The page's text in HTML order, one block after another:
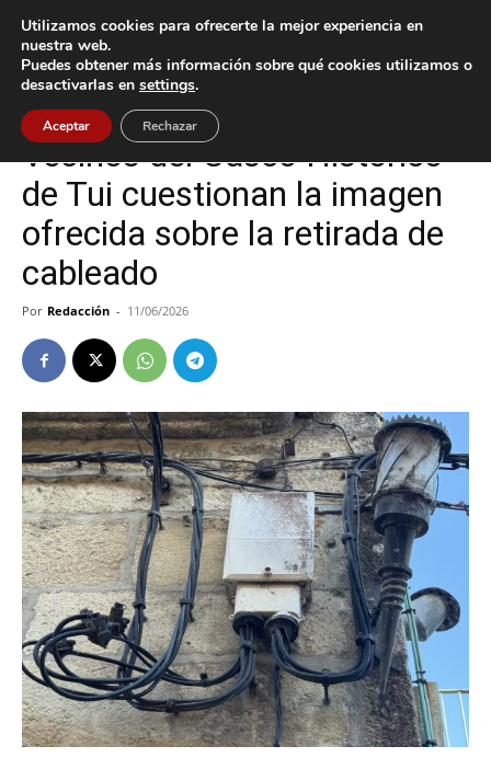
Inicio Tui
Tui
Vecinos del Casco Histórico
de Tui cuestionan la imagen
ofrecida sobre la retirada de
cableado
Por Redacción - 11/06/2026
Utilizamos cookies para ofrecerte la mejor experiencia en
nuestra web.
Puedes obtener más información sobre qué cookies utilizamos o
desactivarlas en settings.
Aceptar Rechazar